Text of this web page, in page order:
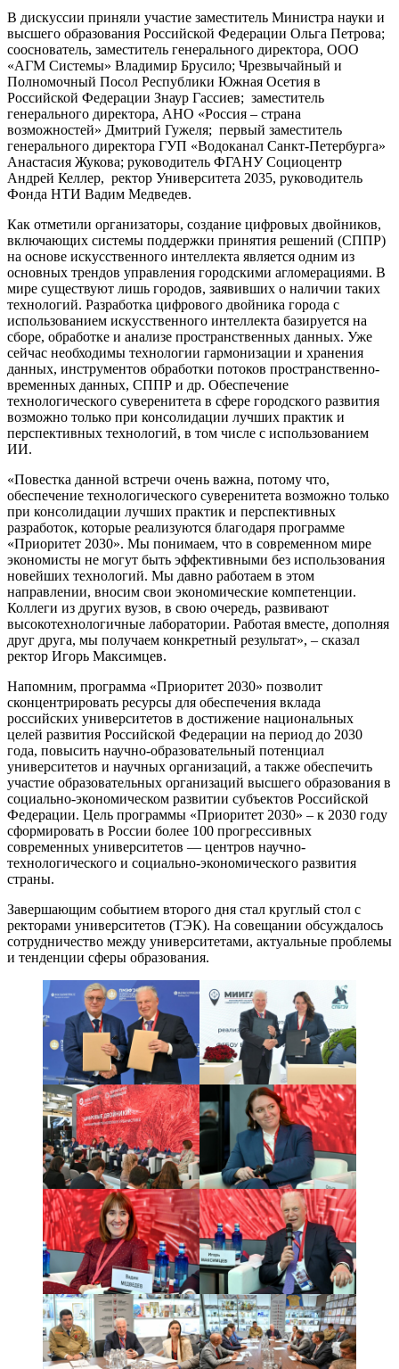
В дискуссии приняли участие заместитель Министра науки и
высшего образования Российской Федерации Ольга Петрова;
сооснователь, заместитель генерального директора, ООО
«АГМ Системы» Владимир Брусило; Чрезвычайный и
Полномочный Посол Республики Южная Осетия в
Российской Федерации Знаур Гассиев; заместитель
генерального директора, АНО «Россия – страна
возможностей» Дмитрий Гужеля; первый заместитель
генерального директора ГУП «Водоканал Санкт-Петербурга»
Анастасия Жукова; руководитель ФГАНУ Социоцентр
Андрей Келлер, ректор Университета 2035, руководитель
Фонда НТИ Вадим Медведев.
Как отметили организаторы, создание цифровых двойников,
включающих системы поддержки принятия решений (СППР)
на основе искусственного интеллекта является одним из
основных трендов управления городскими агломерациями. В
мире существуют лишь городов, заявивших о наличии таких
технологий. Разработка цифрового двойника города с
использованием искусственного интеллекта базируется на
сборе, обработке и анализе пространственных данных. Уже
сейчас необходимы технологии гармонизации и хранения
данных, инструментов обработки потоков пространственно-
временных данных, СППР и др. Обеспечение
технологического суверенитета в сфере городского развития
возможно только при консолидации лучших практик и
перспективных технологий, в том числе с использованием
ИИ.
«Повестка данной встречи очень важна, потому что,
обеспечение технологического суверенитета возможно только
при консолидации лучших практик и перспективных
разработок, которые реализуются благодаря программе
«Приоритет 2030». Мы понимаем, что в современном мире
экономисты не могут быть эффективными без использования
новейших технологий. Мы давно работаем в этом
направлении, вносим свои экономические компетенции.
Коллеги из других вузов, в свою очередь, развивают
высокотехнологичные лаборатории. Работая вместе, дополняя
друг друга, мы получаем конкретный результат», – сказал
ректор Игорь Максимцев.
Напомним, программа «Приоритет 2030» позволит
сконцентрировать ресурсы для обеспечения вклада
российских университетов в достижение национальных
целей развития Российской Федерации на период до 2030
года, повысить научно-образовательный потенциал
университетов и научных организаций, а также обеспечить
участие образовательных организаций высшего образования в
социально-экономическом развитии субъектов Российской
Федерации. Цель программы «Приоритет 2030» – к 2030 году
сформировать в России более 100 прогрессивных
современных университетов — центров научно-
технологического и социально-экономического развития
страны.
Завершающим событием второго дня стал круглый стол с
ректорами университетов (ТЭК). На совещании обсуждалось
сотрудничество между университетами, актуальные проблемы
и тенденции сферы образования.